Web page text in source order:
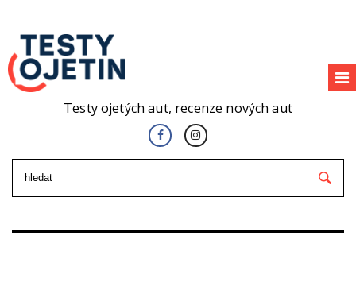
Testy ojetých aut, recenze nových aut